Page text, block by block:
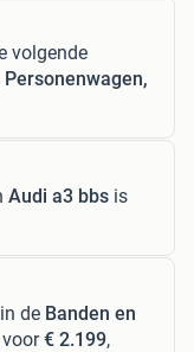
volgende
Audi a3 bbs is
de Banden en
€ 2.199,